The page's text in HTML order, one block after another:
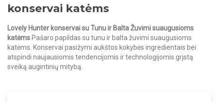
konservai katėms
Lovely Hunter konservai su Tunu ir Balta Žuvimi suaugusioms
katėmsPašaro papildas su tunu ir balta žuvimi suaugusioms
katėms. Konservai pasižymi aukštos kokybės ingredientais bei
atspindi naujausiomis tendencijomis ir technologijomis grįstą
sveiką augintinių mitybą.